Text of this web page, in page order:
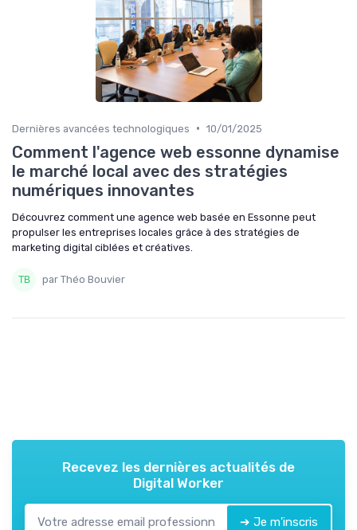
Dernières avancées technologiques • 10/01/2025
Comment l'agence web essonne dynamise
le marché local avec des stratégies
numériques innovantes
Découvrez comment une agence web basée en Essonne peut
propulser les entreprises locales grâce à des stratégies de
marketing digital ciblées et créatives.
par Théo Bouvier
Recevez les dernières actualités de
Digital Worker
➔ Je m'inscris